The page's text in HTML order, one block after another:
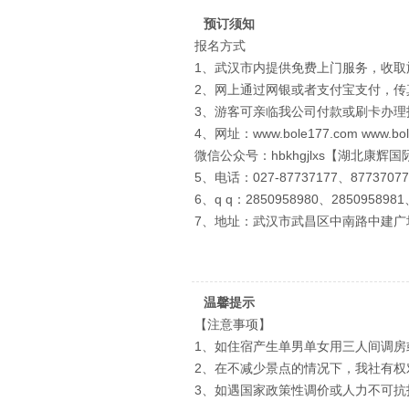
预订须知
报名方式
1、武汉市内提供免费上门服务，收
2、网上通过网银或者支付宝支付，
3、游客可亲临我公司付款或刷卡办
4、网址：www.bole177.com
微信公众号：hbkhgjlxs【湖北康辉国
5、电话：027-87737177、
6、q q：2850958980、
7、地址：武汉市武昌区中南路中建
温馨提示
【注意事项】
1、如住宿产生单男单女用三人间调
2、在不减少景点的情况下，我社有
3、如遇国家政策性调价或人力不可